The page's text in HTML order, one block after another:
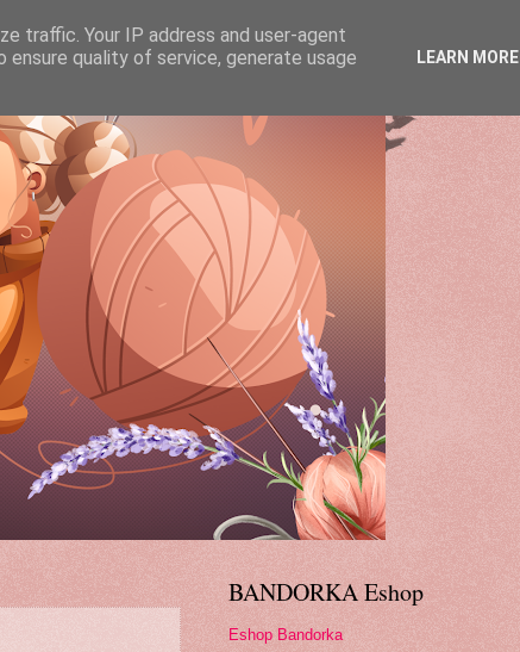
BANDORKA Eshop
Eshop Bandorka
traffic. Your IP address and user-agent
quality of service, generate usage
LEARN MORE